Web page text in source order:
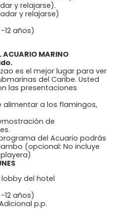
y relajarse).
y relajarse)
12 años)
ACUARIO MARINO
es el mejor lugar para ver
del Caribe. Usted
las presentaciones
a los flamingos,
de
del Acuario podrás
(opcional: No incluye
del hotel
12 años)
p.p.